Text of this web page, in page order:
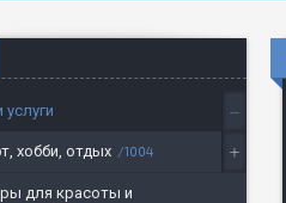
хобби, отдых 1004
для красоты и